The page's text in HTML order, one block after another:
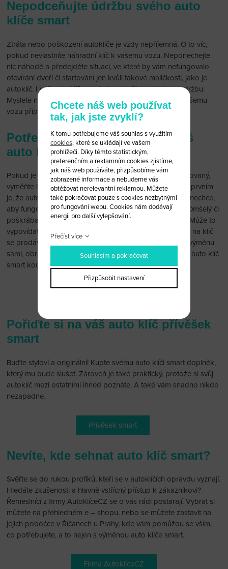
Nepodceňujte údržbu svého auto
klíče smart
Ztráta nebo poškození autoklíče je vždy nepříjemná. O to víc,
pokud nevlastníte náhradní klíč k vašemu vozu. Neponechejte
nic náhodě a předejděte situaci, ve které by vám nefungovalo
otevírání dveří či startování jen kvůli takové maličkosti, jako je
autoklíč. I váš auto klíč smart si zaslouží pravidelnou údržbu.
Myslete na strýčka příhodu a pro jistotu mějte vždy k vašemu
vozu připravený i rezervní funkční auto klíč smart.
Potřebujete vyměnit obal na váš
auto klíč smart?
Pokud je váš obal na auto klíč smart již značně opotřebovaný,
vyměňte ho za nový a to nejméně ze dvou důvodů. Tím prvním
je, že autoklíč může ztratit svoji funkčnost. A žádný řidič nechce,
aby fungoval na heslo či dobré slovo. A druhý důvod? Omšelý či
poškrábaný obal na autoklíč nevypadá zrovna nejlépe. Může to
vypovídat o tom, že se o své auto příliš nestaráte. Obaly na klíč
se prodávají bez čipu a baterie. Pokud si netroufáte na výměnu
sami, obraťte se na odborníky, u kterých si nejvhodnější auto klíč
smart koupíte a oni vám ho na počkání vymění.
Pořiďte si na váš auto klíč přívěšek
smart
Buďte styloví a originální! Kupte svému auto klíči smart doplněk,
který mu bude slušet. Zároveň je také praktický, protože si svůj
autoklíč mezi ostatními ihned poznáte. A také vám snadno nikde
nezapadne.
Přívěsek smart
Nevíte, kde sehnat auto klíč smart?
Svěřte se do rukou profíků, kteří se v autoklíčích opravdu vyznají.
Hledáte zkušenosti a hlavně vstřícný přístup k zákazníkovi?
Řemeslníci z firmy AutoklíceCZ se o vás rádi postarají. Vybrat si
můžete na přehledném e – shopu, nebo se můžete zastavit na
jejich pobočce v Říčanech u Prahy, kde vám pomůžou se vším,
co potřebujete, a to nejen s výměnou auto klíče smart.
Firma AutoklíceCZ
Chcete náš web používat
tak, jak jste zvyklí?
K tomu potřebujeme váš souhlas s využitím
cookies, které se ukládají ve vašem
prohlížeči. Díky těmto statistickým,
preferenčním a reklamním cookies zjistíme,
jak náš web používáte, přizpůsobíme vám
zobrazené informace a nebudeme vás
obtěžovat nerelevantní reklamou. Můžete
také pokračovat pouze s cookies nezbytnými
pro fungování webu. Cookies nám dodávají
energii pro další vylepšování.
Přečíst více
Souhlasím a pokračovat
Přizpůsobit nastavení